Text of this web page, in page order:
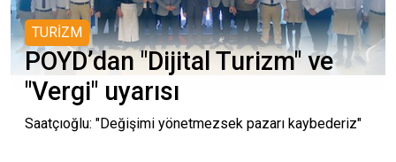
TURİZM
POYD’dan "Dijital Turizm" ve
"Vergi" uyarısı
Saatçıoğlu: "Değişimi yönetmezsek pazarı kaybederiz"